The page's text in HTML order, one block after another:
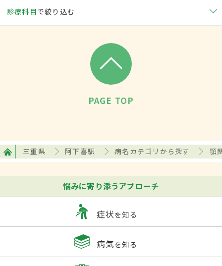
診療科目で絞り込む
PAGE TOP
三重県 阿下喜駅 病名カテゴリから探す 顎
悩みに寄り添うアプローチ
症状を知る
病気を知る